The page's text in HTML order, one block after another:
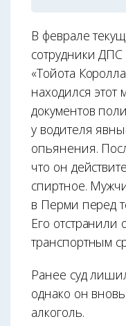
В феврале
сотрудники
«Тойота
находился
документов
у водителя
опьянения.
что он
спиртное.
в Перми перед
Его отстранили
транспортным
Ранее суд
однако он
алкоголь.